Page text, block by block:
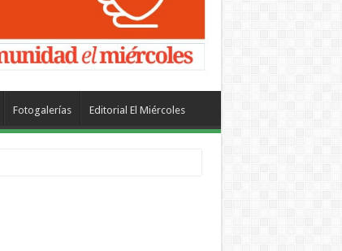
Fotogalerías Editorial El Miércoles